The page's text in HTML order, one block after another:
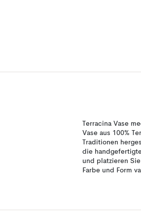
Terracina Vase
Vase aus 100%
Traditionen
die
und platzieren
Farbe und Form